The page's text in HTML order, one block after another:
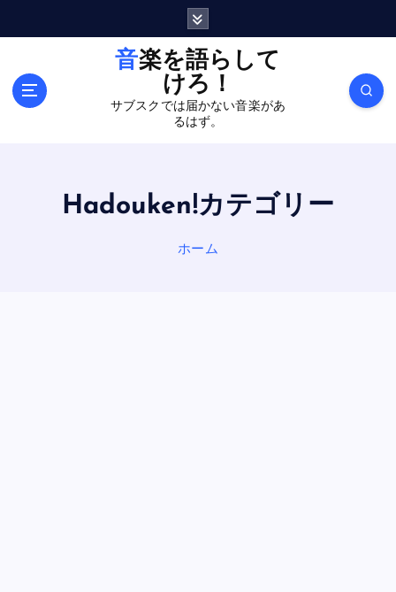
音楽を語らして
けろ！
サブスクでは届かない音楽があ
るはず。
Hadouken!カテゴリー
ホーム